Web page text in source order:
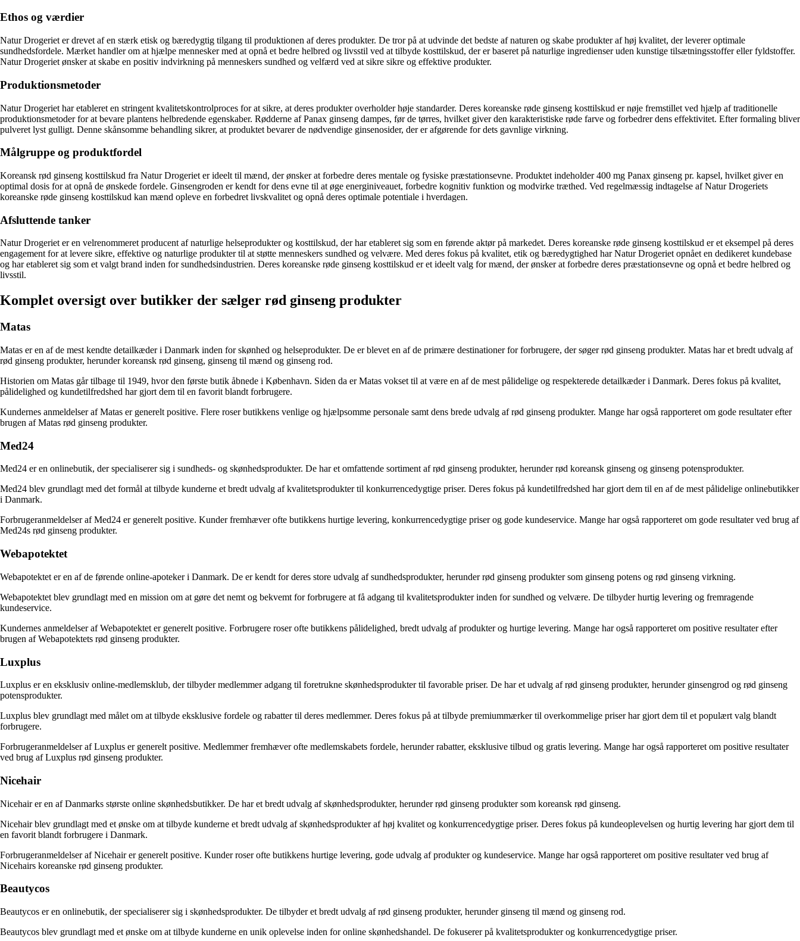
Ethos og værdier
Natur Drogeriet er drevet af en stærk etisk og bæredygtig tilgang til produktionen af deres produkter. De tror på at udvinde det bedste af naturen og skabe produkter af høj kvalitet, der leverer optimale
sundhedsfordele. Mærket handler om at hjælpe mennesker med at opnå et bedre helbred og livsstil ved at tilbyde kosttilskud, der er baseret på naturlige ingredienser uden kunstige tilsætningsstoffer eller fyldstoffer.
Natur Drogeriet ønsker at skabe en positiv indvirkning på menneskers sundhed og velfærd ved at sikre sikre og effektive produkter.
Produktionsmetoder
Natur Drogeriet har etableret en stringent kvalitetskontrolproces for at sikre, at deres produkter overholder høje standarder. Deres koreanske røde ginseng kosttilskud er nøje fremstillet ved hjælp af traditionelle
produktionsmetoder for at bevare plantens helbredende egenskaber. Rødderne af Panax ginseng dampes, før de tørres, hvilket giver den karakteristiske røde farve og forbedrer dens effektivitet. Efter formaling bliver
pulveret lyst gulligt. Denne skånsomme behandling sikrer, at produktet bevarer de nødvendige ginsenosider, der er afgørende for dets gavnlige virkning.
Målgruppe og produktfordel
Koreansk rød ginseng kosttilskud fra Natur Drogeriet er ideelt til mænd, der ønsker at forbedre deres mentale og fysiske præstationsevne. Produktet indeholder 400 mg Panax ginseng pr. kapsel, hvilket giver en
optimal dosis for at opnå de ønskede fordele. Ginsengroden er kendt for dens evne til at øge energiniveauet, forbedre kognitiv funktion og modvirke træthed. Ved regelmæssig indtagelse af Natur Drogeriets
koreanske røde ginseng kosttilskud kan mænd opleve en forbedret livskvalitet og opnå deres optimale potentiale i hverdagen.
Afsluttende tanker
Natur Drogeriet er en velrenommeret producent af naturlige helseprodukter og kosttilskud, der har etableret sig som en førende aktør på markedet. Deres koreanske røde ginseng kosttilskud er et eksempel på deres
engagement for at levere sikre, effektive og naturlige produkter til at støtte menneskers sundhed og velvære. Med deres fokus på kvalitet, etik og bæredygtighed har Natur Drogeriet opnået en dedikeret kundebase
og har etableret sig som et valgt brand inden for sundhedsindustrien. Deres koreanske røde ginseng kosttilskud er et ideelt valg for mænd, der ønsker at forbedre deres præstationsevne og opnå et bedre helbred og
livsstil.
Komplet oversigt over butikker der sælger rød ginseng produkter
Matas
Matas er en af de mest kendte detailkæder i Danmark inden for skønhed og helseprodukter. De er blevet en af de primære destinationer for forbrugere, der søger rød ginseng produkter. Matas har et bredt udvalg af
rød ginseng produkter, herunder koreansk rød ginseng, ginseng til mænd og ginseng rod.
Historien om Matas går tilbage til 1949, hvor den første butik åbnede i København. Siden da er Matas vokset til at være en af de mest pålidelige og respekterede detailkæder i Danmark. Deres fokus på kvalitet,
pålidelighed og kundetilfredshed har gjort dem til en favorit blandt forbrugere.
Kundernes anmeldelser af Matas er generelt positive. Flere roser butikkens venlige og hjælpsomme personale samt dens brede udvalg af rød ginseng produkter. Mange har også rapporteret om gode resultater efter
brugen af Matas rød ginseng produkter.
Med24
Med24 er en onlinebutik, der specialiserer sig i sundheds- og skønhedsprodukter. De har et omfattende sortiment af rød ginseng produkter, herunder rød koreansk ginseng og ginseng potensprodukter.
Med24 blev grundlagt med det formål at tilbyde kunderne et bredt udvalg af kvalitetsprodukter til konkurrencedygtige priser. Deres fokus på kundetilfredshed har gjort dem til en af de mest pålidelige onlinebutikker
i Danmark.
Forbrugeranmeldelser af Med24 er generelt positive. Kunder fremhæver ofte butikkens hurtige levering, konkurrencedygtige priser og gode kundeservice. Mange har også rapporteret om gode resultater ved brug af
Med24s rød ginseng produkter.
Webapotektet
Webapotektet er en af de førende online-apoteker i Danmark. De er kendt for deres store udvalg af sundhedsprodukter, herunder rød ginseng produkter som ginseng potens og rød ginseng virkning.
Webapotektet blev grundlagt med en mission om at gøre det nemt og bekvemt for forbrugere at få adgang til kvalitetsprodukter inden for sundhed og velvære. De tilbyder hurtig levering og fremragende
kundeservice.
Kundernes anmeldelser af Webapotektet er generelt positive. Forbrugere roser ofte butikkens pålidelighed, bredt udvalg af produkter og hurtige levering. Mange har også rapporteret om positive resultater efter
brugen af Webapotektets rød ginseng produkter.
Luxplus
Luxplus er en eksklusiv online-medlemsklub, der tilbyder medlemmer adgang til foretrukne skønhedsprodukter til favorable priser. De har et udvalg af rød ginseng produkter, herunder ginsengrod og rød ginseng
potensprodukter.
Luxplus blev grundlagt med målet om at tilbyde eksklusive fordele og rabatter til deres medlemmer. Deres fokus på at tilbyde premiummærker til overkommelige priser har gjort dem til et populært valg blandt
forbrugere.
Forbrugeranmeldelser af Luxplus er generelt positive. Medlemmer fremhæver ofte medlemskabets fordele, herunder rabatter, eksklusive tilbud og gratis levering. Mange har også rapporteret om positive resultater
ved brug af Luxplus rød ginseng produkter.
Nicehair
Nicehair er en af Danmarks største online skønhedsbutikker. De har et bredt udvalg af skønhedsprodukter, herunder rød ginseng produkter som koreansk rød ginseng.
Nicehair blev grundlagt med et ønske om at tilbyde kunderne et bredt udvalg af skønhedsprodukter af høj kvalitet og konkurrencedygtige priser. Deres fokus på kundeoplevelsen og hurtig levering har gjort dem til
en favorit blandt forbrugere i Danmark.
Forbrugeranmeldelser af Nicehair er generelt positive. Kunder roser ofte butikkens hurtige levering, gode udvalg af produkter og kundeservice. Mange har også rapporteret om positive resultater ved brug af
Nicehairs koreanske rød ginseng produkter.
Beautycos
Beautycos er en onlinebutik, der specialiserer sig i skønhedsprodukter. De tilbyder et bredt udvalg af rød ginseng produkter, herunder ginseng til mænd og ginseng rod.
Beautycos blev grundlagt med et ønske om at tilbyde kunderne en unik oplevelse inden for online skønhedshandel. De fokuserer på kvalitetsprodukter og konkurrencedygtige priser.